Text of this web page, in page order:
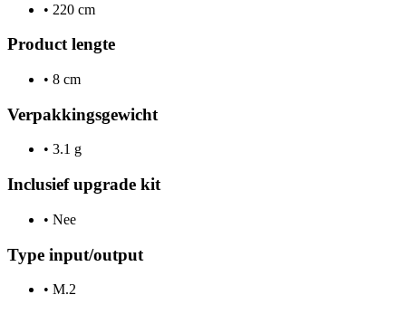
• 220 cm
Product lengte
• 8 cm
Verpakkingsgewicht
• 3.1 g
Inclusief upgrade kit
• Nee
Type input/output
• M.2